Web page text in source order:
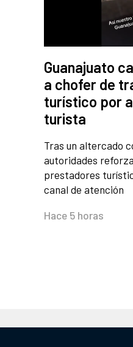
Guanajuato
a chofer de
turístico por
turista
Tras un altercado
autoridades
prestadores
canal de atención
Hace 5 horas